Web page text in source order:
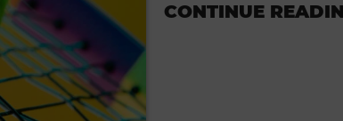
CONTINUE